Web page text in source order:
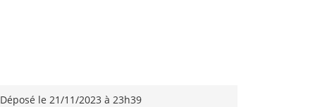
Déposé le 21/11/2023 à 23h39